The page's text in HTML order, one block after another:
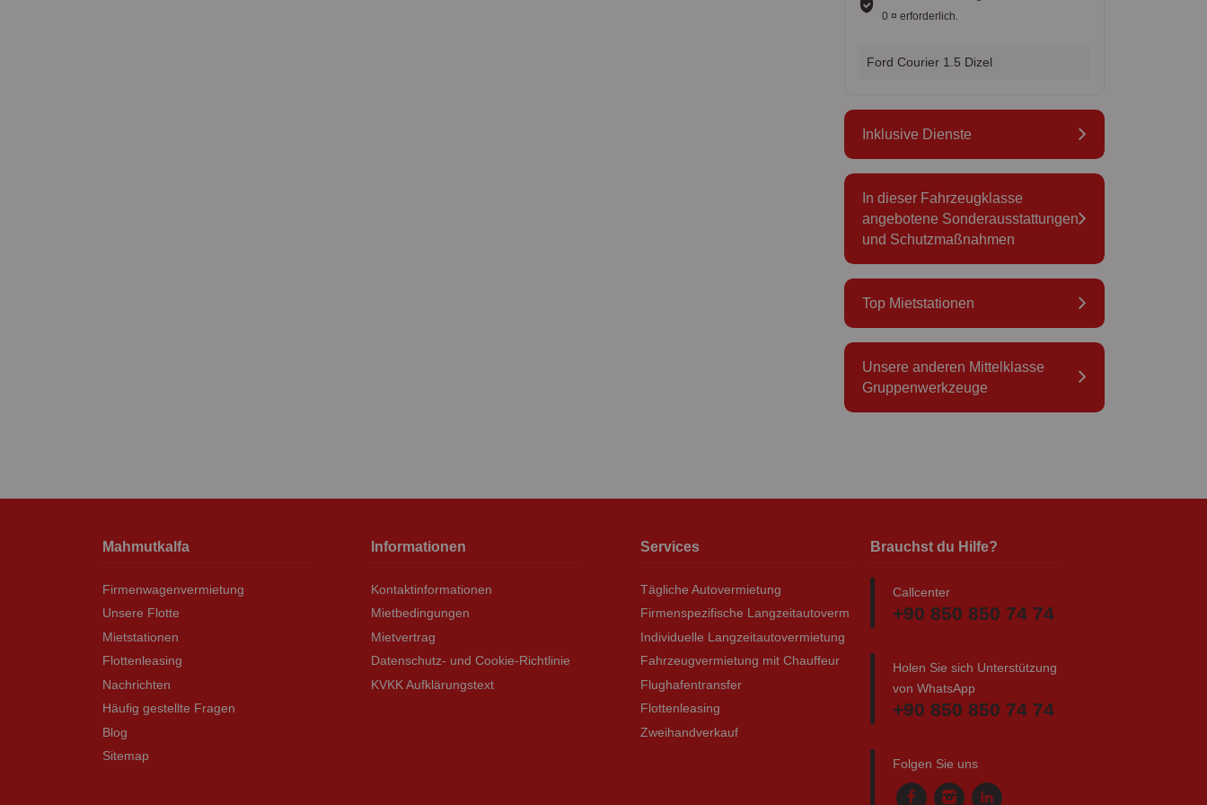
0 ¤ erforderlich.
Ford Courier 1.5 Dizel
Inklusive Dienste
In dieser Fahrzeugklasse
angebotene Sonderausstattungen
und Schutzmaßnahmen
Top Mietstationen
Unsere anderen Mittelklasse
Gruppenwerkzeuge
Mahmutkalfa
Firmenwagenvermietung
Unsere Flotte
Mietstationen
Flottenleasing
Nachrichten
Häufig gestellte Fragen
Blog
Sitemap
Informationen
Kontaktinformationen
Mietbedingungen
Mietvertrag
Datenschutz- und Cookie-Richtlinie
KVKK Aufklärungstext
Services
Tägliche Autovermietung
Firmenspezifische Langzeitautovermietung
Individuelle Langzeitautovermietung
Fahrzeugvermietung mit Chauffeur
Flughafentransfer
Flottenleasing
Zweihandverkauf
Brauchst du Hilfe?
Callcenter
+90 850 850 74 74
Holen Sie sich Unterstützung
von WhatsApp
+90 850 850 74 74
Folgen Sie uns